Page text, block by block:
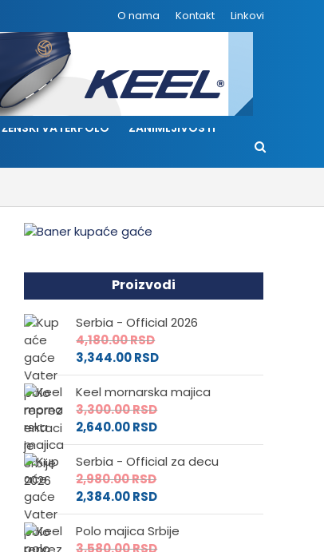
O nama Kontakt Linkovi
ŽENSKI VATERPOLO ZANIMLJIVOSTI
Proizvodi
Serbia - Official 2026
4,180.00RSD
3,344.00RSD
Keel mornarska majica
3,300.00RSD
2,640.00RSD
Serbia - Official za decu
2,980.00RSD
2,384.00RSD
Polo majica Srbije
3,580.00RSD